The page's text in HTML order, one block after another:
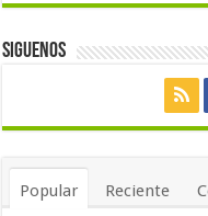
Siguenos
Popular Reciente